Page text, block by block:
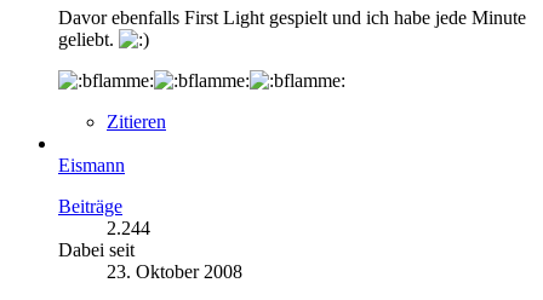
Davor ebenfalls First Light gespielt und ich habe jede Minute
geliebt.
Zitieren
Eismann
Beiträge
2.244
Dabei seit
23. Oktober 2008